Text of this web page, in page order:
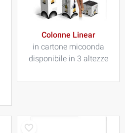
Colonne Linear
in cartone micoonda
disponibile in 3 altezze